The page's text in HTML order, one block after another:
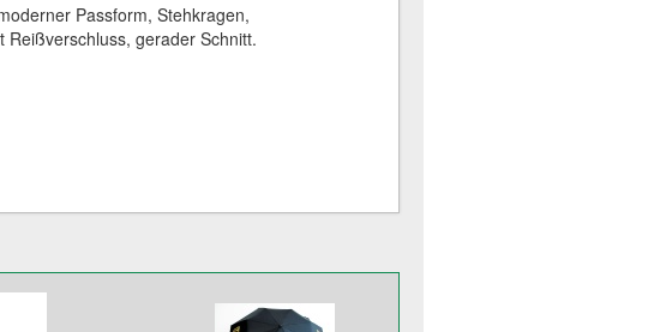
Passform, Stehkragen,
Reißverschluss, gerader Schnitt.